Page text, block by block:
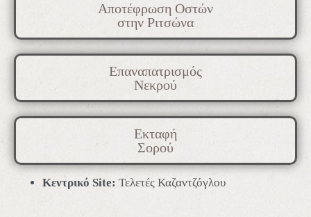
Αποτέφρωση Οστών
στην Ριτσώνα
Επαναπατρισμός
Νεκρού
Εκταφή
Σορού
Κεντρικό Site: Τελετές Καζαντζόγλου